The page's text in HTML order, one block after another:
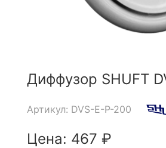
Диффузор SHUFT
Артикул: DVS-E-P-200
Цена: 467 ₽